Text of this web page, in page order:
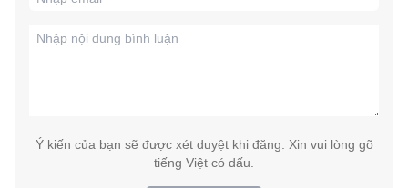
Ý kiến của bạn sẽ được xét duyệt khi đăng. Xin vui lòng gõ
tiếng Việt có dấu.